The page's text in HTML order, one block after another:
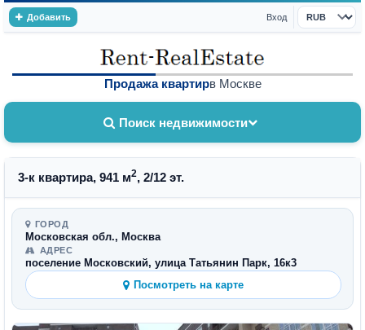
Добавить Вход
Валюта
Продажа квартирв Москве
Поиск недвижимости
3-к квартира, 941 м2, 2/12 эт.
ГОРОД
Московская обл., Москва
АДРЕС
поселение Московский, улица Татьянин Парк, 16к3
Посмотреть на карте